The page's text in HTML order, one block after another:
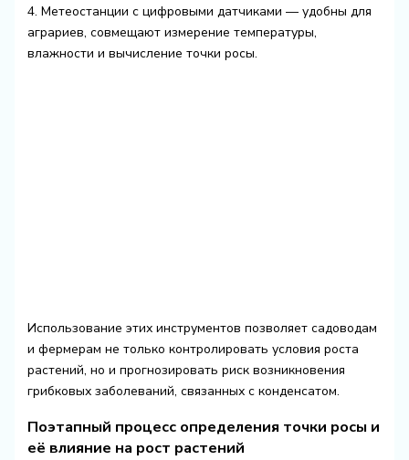
4. Метеостанции с цифровыми датчиками — удобны для
аграриев, совмещают измерение температуры,
влажности и вычисление точки росы.
Использование этих инструментов позволяет садоводам
и фермерам не только контролировать условия роста
растений, но и прогнозировать риск возникновения
грибковых заболеваний, связанных с конденсатом.
Поэтапный процесс определения точки росы и
её влияние на рост растений